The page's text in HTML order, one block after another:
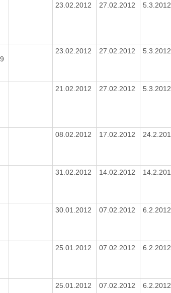
23.02.2012 27.02.2012
23.02.2012 27.02.2012
21.02.2012 27.02.2012
08.02.2012 17.02.2012
31.02.2012 14.02.2012
30.01.2012 07.02.2012
25.01.2012 07.02.2012
25.01.2012 07.02.2012